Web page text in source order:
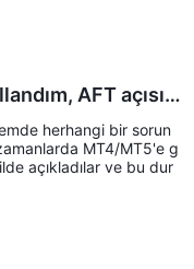
AFT açısın
herhangi bir sorun
MT4/MT5'e g
açıkladılar ve bu dur